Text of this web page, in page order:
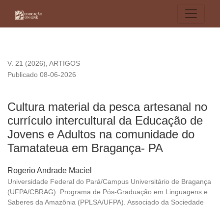
V. 21 (2026), ARTIGOS
Cultura material da pesca artesanal no
currículo intercultural da Educação de
Jovens e Adultos na comunidade do
Tamatateua em Bragança- PA
Publicado 08-06-2026
Rogerio Andrade Maciel
Universidade Federal do Pará/Campus Universitário de Bragança
(UFPA/CBRAG). Programa de Pós-Graduação em Linguagens e
Saberes da Amazônia (PPLSA/UFPA). Associado da Sociedade